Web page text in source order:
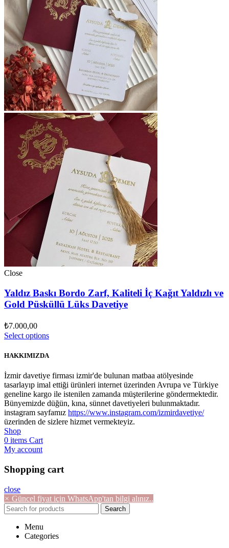
Close
Yaldız Baskı Bordo Zarf, Kaliteli İç Kağıt Yaldızlı ve
Gold Püsküllü Lüks Davetiye
₺7.000,00
Select options
HAKKIMIZDA
İzmir davetiye firması izmir'de bulunan matbaa atölyesinde
tasarlayıp imal ettiği ürünleri internet üzerinden Avrupa ve Türkiye
geneline kargo ile istenilen zamanda müşterilerine göndermektedir.
Bünyemizde düğün, kına, sünnet davetiyeleri bulunmaktadır.
instagram sayfamız https://www.instagram.com/izmirdavetiye/
üzerinden de sizlere hizmet vermekteyiz.
Shop
0 items Cart
My account
Shopping cart
close
× Güncel fiyat için WhatsApp'tan bilgi alınız..
Search
Menu
Categories